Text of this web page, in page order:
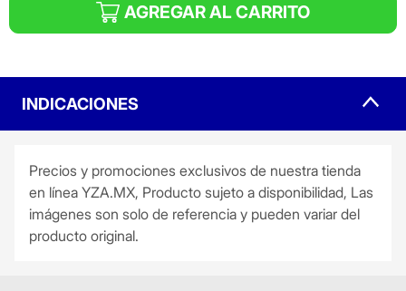
AGREGAR AL CARRITO
INDICACIONES
Precios y promociones exclusivos de nuestra tienda
en línea YZA.MX, Producto sujeto a disponibilidad, Las
imágenes son solo de referencia y pueden variar del
producto original.